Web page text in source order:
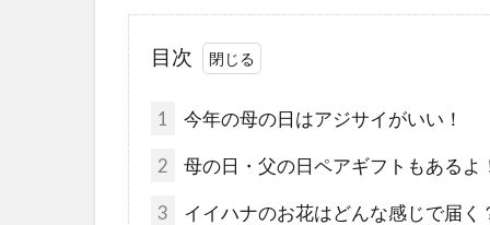
目次
1 今年の母の日はアジサイがいい！
2 母の日・父の日ペアギフトもあるよ
3 イイハナのお花はどんな感じで届く